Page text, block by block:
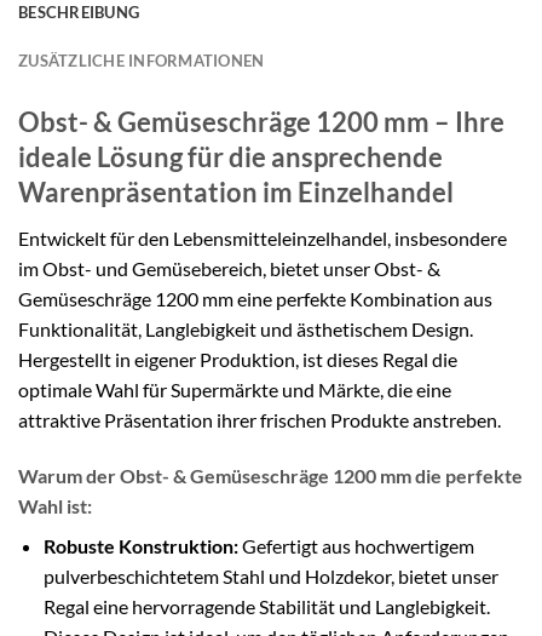
BESCHREIBUNG
ZUSÄTZLICHE INFORMATIONEN
Obst- & Gemüseschräge 1200 mm – Ihre
ideale Lösung für die ansprechende
Warenpräsentation im Einzelhandel
Entwickelt für den Lebensmitteleinzelhandel, insbesondere
im Obst- und Gemüsebereich, bietet unser Obst- &
Gemüseschräge 1200 mm eine perfekte Kombination aus
Funktionalität, Langlebigkeit und ästhetischem Design.
Hergestellt in eigener Produktion, ist dieses Regal die
optimale Wahl für Supermärkte und Märkte, die eine
attraktive Präsentation ihrer frischen Produkte anstreben.
Warum der Obst- & Gemüseschräge 1200 mm die perfekte
Wahl ist:
Robuste Konstruktion:Gefertigt aus hochwertigem
pulverbeschichtetem Stahl und Holzdekor, bietet unser
Regal eine hervorragende Stabilität und Langlebigkeit.